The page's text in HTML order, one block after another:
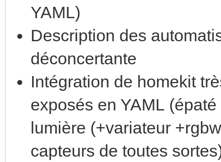
YAML)
Description des
déconcertante
Intégration de homekit
exposés en YAML
lumière (+variateur
capteurs de toutes